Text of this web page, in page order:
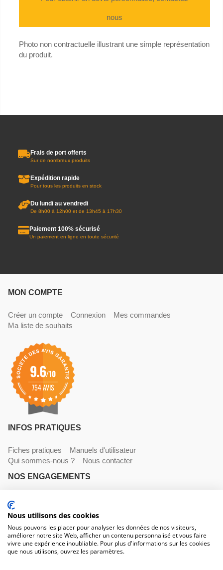
nous
Photo non contractuelle illustrant une simple représentation
du produit.
Frais de port offerts
Sur de nombreux produits
Expédition rapide
Pour tous les produits en stock
Du lundi au vendredi
De 8h00 à 12h00 et de 13h45 à 17h30
Paiement 100% sécurisé
Un paiement en ligne en toute sécurité
MON COMPTE
Créer un compte Connexion
Mes commandes
Ma liste de souhaits
9.6/10
754 AVIS
INFOS PRATIQUES
Fiches pratiques
Manuels d'utilisateur
Qui sommes-nous ?
Nous contacter
NOS ENGAGEMENTS
Livraisons
NOS COORDONNÉES
530 avenue du Roucagnier , 34400 Lunel-Viel
04 67 58 38 57
Nous utilisons des cookies
Nous pouvons les placer pour analyser les données de nos visiteurs,
améliorer notre site Web, afficher un contenu personnalisé et vous faire
vivre une expérience inoubliable. Pour plus d'informations sur les cookies
que nous utilisons, ouvrez les paramètres.